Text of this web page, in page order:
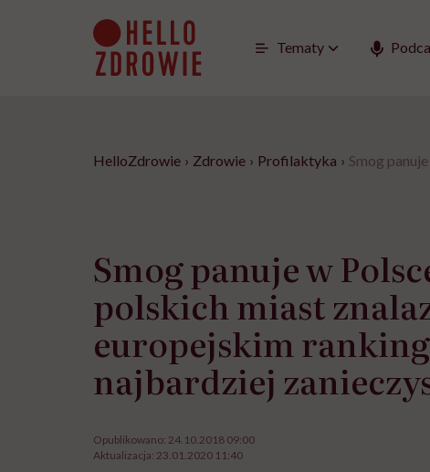
Tematy
HelloZdrowie › Zdrowie › Profilaktyka › Smog
Smog panuje w
polskich miast
europejskim
najbardziej
Opublikowano: 24.10.2018 09:00
Aktualizacja: 23.01.2020 11:40